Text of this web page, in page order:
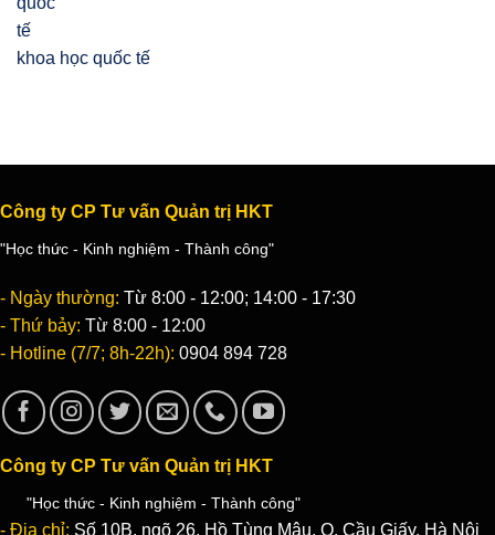
khoa học quốc tế
Công ty CP Tư vấn Quản trị HKT
"Học thức - Kinh nghiệm - Thành công"
- Ngày thường: Từ 8:00 - 12:00; 14:00 - 17:30
- Thứ bảy: Từ 8:00 - 12:00
- Hotline (7/7; 8h-22h): 0904 894 728
Công ty CP Tư vấn Quản trị HKT
"Học thức - Kinh nghiệm - Thành công"
- Địa chỉ: Số 10B, ngõ 26, Hồ Tùng Mậu, Q. Cầu Giấy, Hà Nội